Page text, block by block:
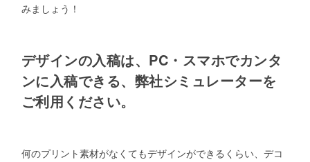
みましょう！
デザインの入稿は、PC・スマホでカンタ
ンに入稿できる、弊社シミュレーターを
ご利用ください。
何のプリント素材がなくてもデザインができるくらい、デコ